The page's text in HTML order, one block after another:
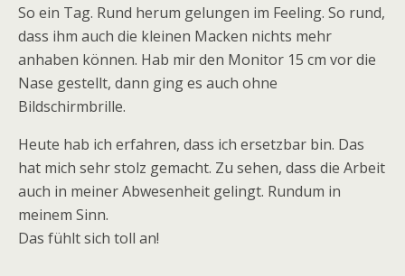
So ein Tag. Rund herum gelungen im Feeling. So rund,
dass ihm auch die kleinen Macken nichts mehr
anhaben können. Hab mir den Monitor 15 cm vor die
Nase gestellt, dann ging es auch ohne
Bildschirmbrille.
Heute hab ich erfahren, dass ich ersetzbar bin. Das
hat mich sehr stolz gemacht. Zu sehen, dass die Arbeit
auch in meiner Abwesenheit gelingt. Rundum in
meinem Sinn.
Das fühlt sich toll an!